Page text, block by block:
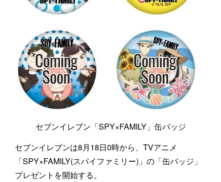
セブンイレブン「SPY×FAMILY」缶バッジ
セブンイレブンは8月18日0時から、TVアニメ
「SPY×FAMILY(スパイファミリー)」の「缶バッジ」
プレゼントを開始する。